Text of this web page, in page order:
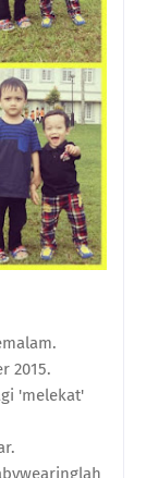
2015.
'melekat'